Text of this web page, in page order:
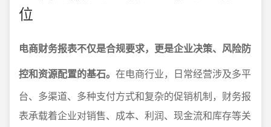
位
电商财务报表不仅是合规要求，更是企业决策、风险防
控和资源配置的基石。 在电商行业，日常经营涉及多平
台、多渠道、多种支付方式和复杂的促销机制，财务报
表承载着企业对销售、成本、利润、现金流和库存等关